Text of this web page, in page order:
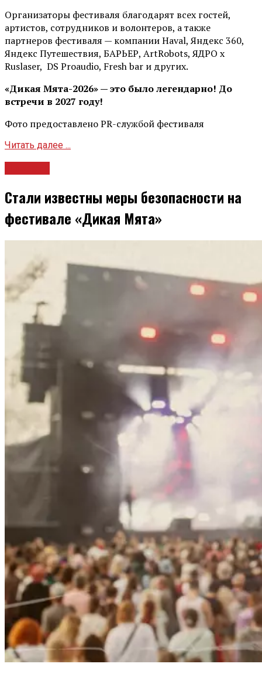
Организаторы фестиваля благодарят всех гостей,
артистов, сотрудников и волонтеров, а также
партнеров фестиваля — компании Haval, Яндекс 360,
Яндекс Путешествия, БАРЬЕР, ArtRobots, ЯДРО х
Ruslaser, DS Proaudio, Fresh bar и других.
«Дикая Мята-2026» — это было легендарно! До
встречи в 2027 году!
Фото предоставлено PR-службой фестиваля
Читать далее ...
Стали известны меры безопасности на
фестивале «Дикая Мята»